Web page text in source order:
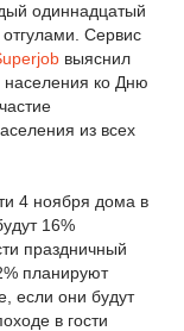
одиннадцатый
Сервис
выяснил
ко Дню
из всех
4 ноября дома в
16%
праздничный
планируют
если они будут
в гости